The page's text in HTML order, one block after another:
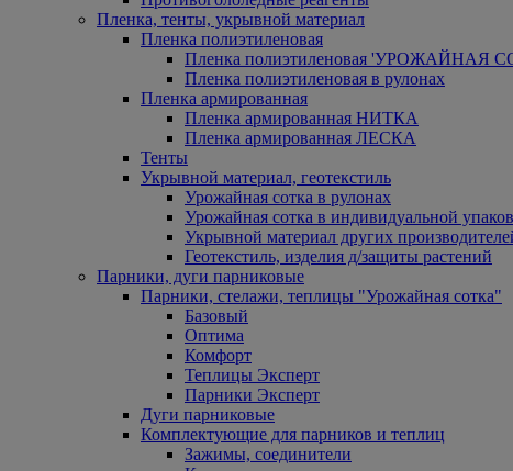
Пленка, тенты, укрывной материал
Пленка полиэтиленовая
Пленка полиэтиленовая 'УРОЖАЙНАЯ
Пленка полиэтиленовая в рулонах
Пленка армированная
Пленка армированная НИТКА
Пленка армированная ЛЕСКА
Тенты
Укрывной материал, геотекстиль
Урожайная сотка в рулонах
Урожайная сотка в индивидуальной
Укрывной материал других
Геотекстиль, изделия д/защиты растений
Парники, дуги парниковые
Парники, стелажи, теплицы "Урожайная сотка"
Базовый
Оптима
Комфорт
Теплицы Эксперт
Парники Эксперт
Дуги парниковые
Комплектующие для парников и теплиц
Зажимы, соединители